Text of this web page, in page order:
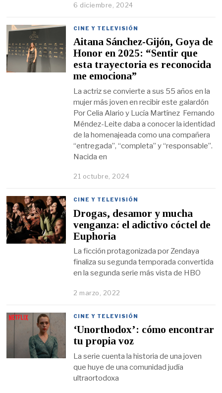
6 diciembre, 2024
CINE Y TELEVISIÓN
Aitana Sánchez-Gijón, Goya de
Honor en 2025: “Sentir que
esta trayectoria es reconocida
me emociona”
La actriz se convierte a sus 55 años en la
mujer más joven en recibir este galardón
Por Celia Alario y Lucía Martínez Fernando
Méndez-Leite daba a conocer la identidad
de la homenajeada como una compañera
“entregada”, “completa” y “responsable”.
Nacida en
21 octubre, 2024
CINE Y TELEVISIÓN
Drogas, desamor y mucha
venganza: el adictivo cóctel de
Euphoria
La ficción protagonizada por Zendaya
finaliza su segunda temporada convertida
en la segunda serie más vista de HBO
2 marzo, 2022
CINE Y TELEVISIÓN
‘Unorthodox’: cómo encontrar
tu propia voz
La serie cuenta la historia de una joven
que huye de una comunidad judía
ultraortodoxa